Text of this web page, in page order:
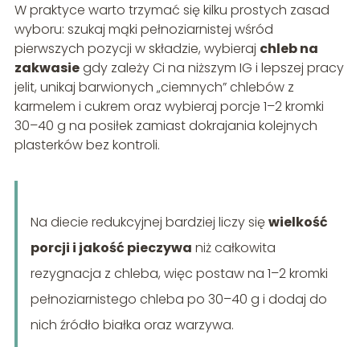
W praktyce warto trzymać się kilku prostych zasad
wyboru: szukaj mąki pełnoziarnistej wśród
pierwszych pozycji w składzie, wybieraj chleb na
zakwasiegdy zależy Ci na niższym IG i lepszej pracy
jelit, unikaj barwionych „ciemnych” chlebów z
karmelem i cukrem oraz wybieraj porcje 1–2 kromki
30–40 g na posiłek zamiast dokrajania kolejnych
plasterków bez kontroli.
Na diecie redukcyjnej bardziej liczy sięwielkość
porcji i jakość pieczywa niż całkowita
rezygnacja z chleba, więc postaw na 1–2 kromki
pełnoziarnistego chleba po 30–40 g i dodaj do
nich źródło białka oraz warzywa.